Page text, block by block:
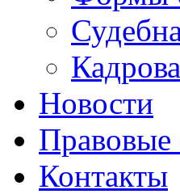
Новости
Правовые
Контакты